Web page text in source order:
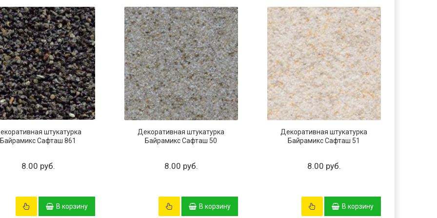
штукатурка
Байрамикс Сафташ 861
8.00 руб.
В корзину
Декоративная штукатурка
Байрамикс Сафташ 50
8.00 руб.
В корзину
Декоративная штукатурка
Байрамикс Сафташ 51
8.00 руб.
В корзину